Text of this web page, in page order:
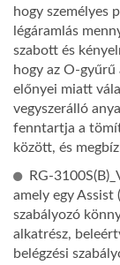
hogy személyes
légáramlás
szabott és
hogy az O-
előnyei miatt
vegyszerálló
fenntartja a
között, és
RG-
amely egy Assist
szabályozó
alkatrész,
belégzési